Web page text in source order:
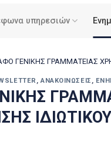
υπηρεσιών
ΓΕΝΙΚΗΣ ΓΡΑΜΜΑΤΕΙΑΣ
,ΑΝΑΚΟΙΝΏΣΕΙΣ ,